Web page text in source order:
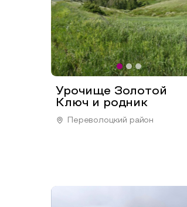
Урочище Золотой
Ключ и родник
Переволоцкий район